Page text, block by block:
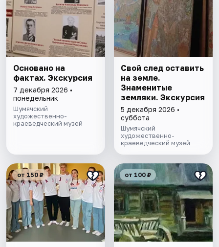
Основано на
фактах. Экскурсия
7 декабря 2026 •
понедельник
Шумячский
художественно-
краеведческий музей
Свой след оставить
на земле.
Знаменитые
земляки. Экскурсия
5 декабря 2026 •
суббота
Шумячский
художественно-
краеведческий музей
от 150 ₽ от 100 ₽